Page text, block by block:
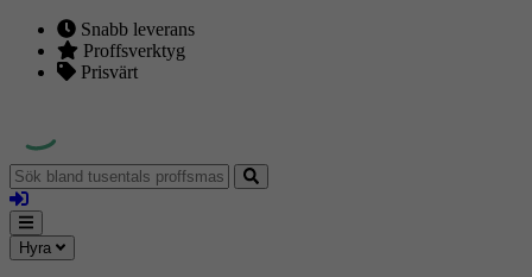
Snabb leverans
Proffsverktyg
Prisvärt
Sök
bland
tusentals
proffsmaskiner
Logga
in
Mina
sidor
Meny
Hyra